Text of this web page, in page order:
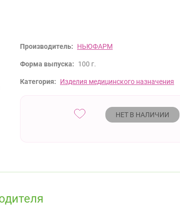
Производитель: НЬЮФАРМ
Форма выпуска: 100 г.
Категория: Изделия медицинского назначения
НЕТ В НАЛИЧИИ